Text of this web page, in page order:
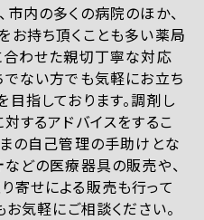
内の多くの病院のほか、
お持ち頂くことも多い薬局
合わせた親切丁寧な対応
ない方でも気軽にお立ち
指しております。調剤し
するアドバイスをするこ
の自己管理の手助けとな
どの医療器具の販売や、
寄せによる販売も行って
気軽にご相談ください。